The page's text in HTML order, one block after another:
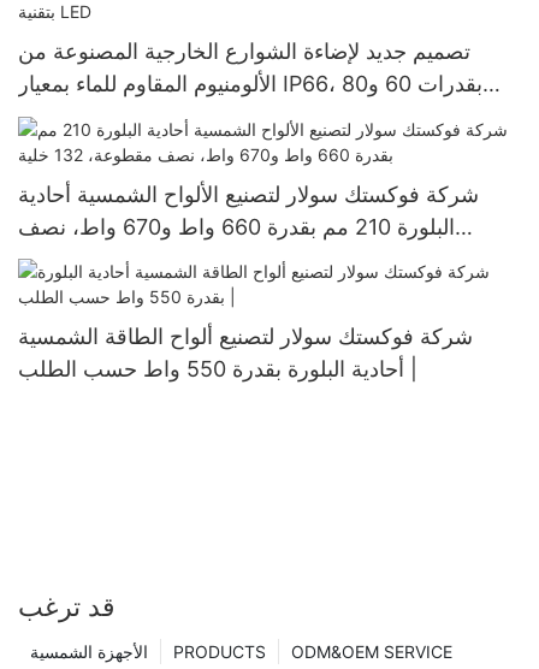
تصميم جديد لإضاءة الشوارع الخارجية المصنوعة من
الألومنيوم المقاوم للماء بمعيار IP66، بقدرات 60 و80
و100 واط، تعمل بالطاقة الشمسية بتقنية LED
شركة فوكستك سولار لتصنيع الألواح الشمسية أحادية
البلورة 210 مم بقدرة 660 واط و670 واط، نصف
مقطوعة، 132 خلية
شركة فوكستك سولار لتصنيع ألواح الطاقة الشمسية
قد ترغب
ODM&OEM SERVICE
PRODUCTS الأجهزة الشمسية